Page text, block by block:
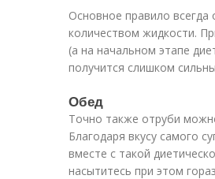
Основное правило
количеством жидкости.
(а на начальном этапе
получится слишком
Обед
Точно также отруби
Благодаря вкусу самого
вместе с такой
насытитесь при этом